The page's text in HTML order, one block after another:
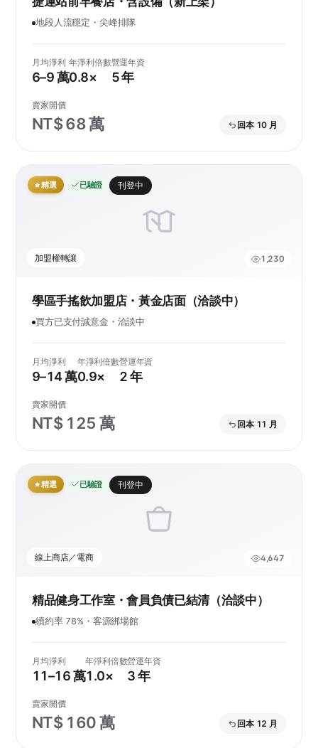
地段人流穩定・尖峰排隊
月均淨利
6–9 萬
年淨利倍數
0.8×
營運年資
5 年
賣家開價
NT$ 68 萬 回本 10 月
精選 已驗證 刊登中
加盟權轉讓 1,230
學區手搖飲加盟店・黃金店面（洽談中）
買方已支付誠意金・洽談中
月均淨利
9–14 萬
年淨利倍數
0.9×
營運年資
2 年
賣家開價
NT$ 125 萬 回本 11 月
精選 已驗證 刊登中
線上商店／電商 4,647
精品健身工作室・會員負債已結清（洽談中）
續約率 78%・客源綁場館
月均淨利
11–16 萬
年淨利倍數
1.0×
營運年資
3 年
賣家開價
NT$ 160 萬 回本 12 月